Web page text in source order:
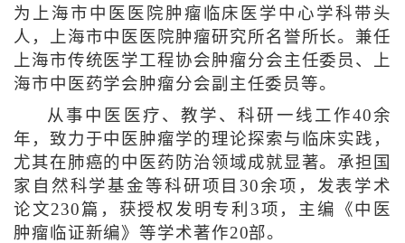
为上海市中医医院肿瘤临床医学中心学科带头
人，上海市中医医院肿瘤研究所名誉所长。兼任
上海市传统医学工程协会肿瘤分会主任委员、上
海市中医药学会肿瘤分会副主任委员等。
从事中医医疗、教学、科研一线工作40余
年，致力于中医肿瘤学的理论探索与临床实践，
尤其在肺癌的中医药防治领域成就显著。承担国
家自然科学基金等科研项目30余项，发表学术
论文230篇，获授权发明专利3项，主编《中医
肿瘤临证新编》等学术著作20部。